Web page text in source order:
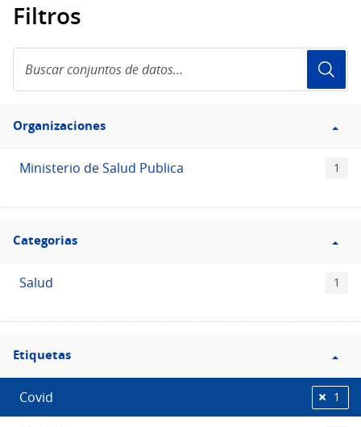
Filtros
conjuntos
de
Filtro
Organizaciones
Organizaciones
Ministerio de Salud Publica 1
Filtro
Categorias
Categorias
Salud 1
Filtro
Etiquetas
Etiquetas
Covid 1